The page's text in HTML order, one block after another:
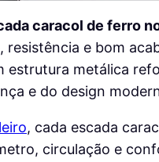
caracol de ferro
resistência e bom
estrutura metálica
e do design
, cada escada
circulação e